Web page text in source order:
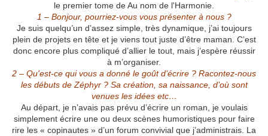
le premier tome de Au nom de l'Harmonie.
1 – Bonjour, pourriez-vous vous présenter à nous ?
Je suis quelqu’un d’assez simple, très dynamique, j’ai toujours
plein de projets en tête et je viens tout juste d’être maman. C’est
donc encore plus compliqué d’allier le tout, mais j’espère réussir
à m’organiser.
2 – Qu'est-ce qui vous a donné le goût d’écrire ? Racontez-nous
les débuts de Zéphyr ? Sa création, sa naissance, d’où sont
venues les idées etc…
Au départ, je n’avais pas prévu d’écrire un roman, je voulais
simplement écrire une ou deux scènes humoristiques pour faire
rire les « copinautes » d’un forum convivial que j’administrais. La